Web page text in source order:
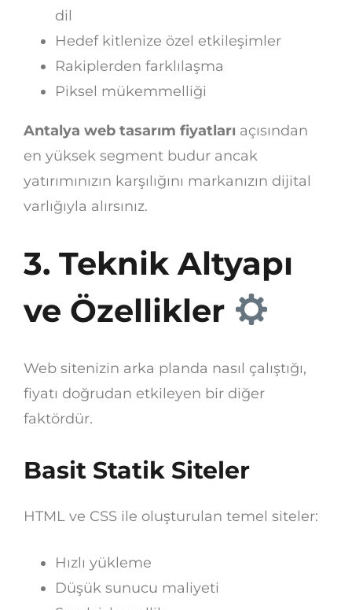
dil
Hedef kitlenize özel etkileşimler
Rakiplerden farklılaşma
Piksel mükemmelliği
Antalya web tasarım fiyatları açısından
en yüksek segment budur ancak
yatırımınızın karşılığını markanızın dijital
varlığıyla alırsınız.
3. Teknik Altyapı
ve Özellikler
Web sitenizin arka planda nasıl çalıştığı,
fiyatı doğrudan etkileyen bir diğer
faktördür.
Basit Statik Siteler
HTML ve CSS ile oluşturulan temel siteler:
Hızlı yükleme
Düşük sunucu maliyeti